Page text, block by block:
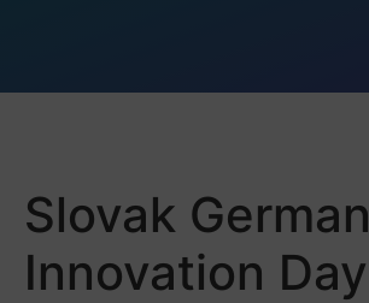
Slovak German
Innovation Day